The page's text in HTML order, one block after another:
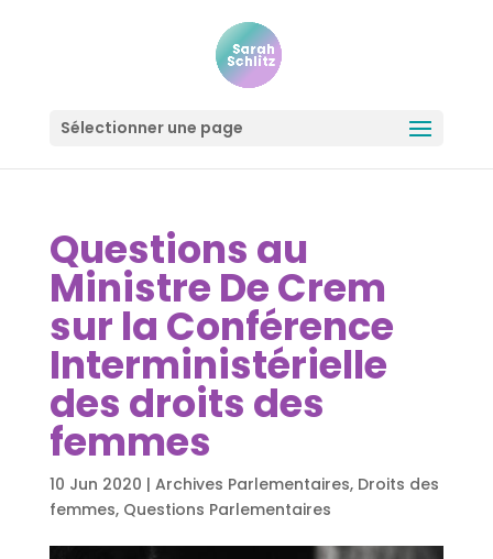
Sélectionner une page
Questions au
Ministre De Crem
sur la Conférence
Interministérielle
des droits des
femmes
10 Jun 2020 | Archives Parlementaires, Droits des
femmes, Questions Parlementaires